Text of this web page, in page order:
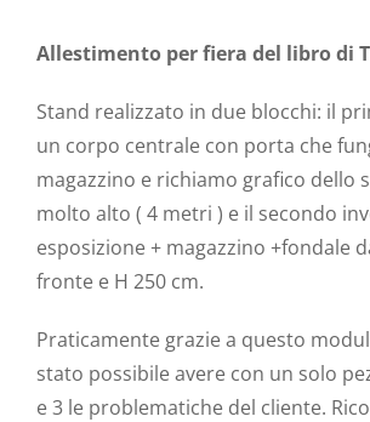
Allestimento per fiera del libro di
Stand realizzato in due blocchi: il
un corpo centrale con porta che
magazzino e richiamo grafico dello
molto alto ( 4 metri ) e il secondo
esposizione + magazzino +fondale
fronte e H 250 cm.
Praticamente grazie a questo
stato possibile avere con un solo
e 3 le problematiche del cliente.